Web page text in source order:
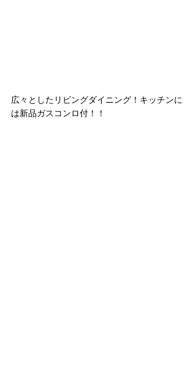
広々としたリビングダイニング！キッチンに
は新品ガスコンロ付！！